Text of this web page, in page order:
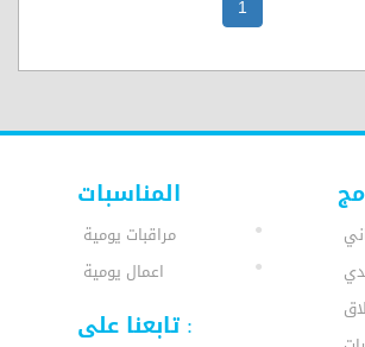
1
المناسبات
مراقبات يومية
اعمال يومية
تابعنا على :